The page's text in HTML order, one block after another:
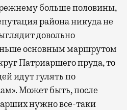
больше половины,
района никуда не
довольно
основным маршрутом
Патриаршего пруда, то
идут гулять по
Может быть, после
нужно все-таки